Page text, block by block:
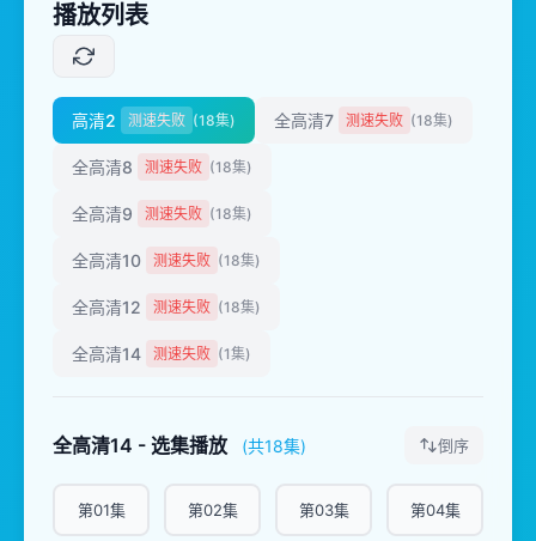
播放列表
高清2 测速失败 (18集) 全高清7 测速失败 (18集)
全高清8 测速失败 (18集)
全高清9 测速失败 (18集)
全高清10 测速失败 (18集)
全高清12 测速失败 (18集)
全高清14 测速失败 (1集)
全高清14 - 选集播放 (共18集) 倒序
第01集 第02集 第03集 第04集